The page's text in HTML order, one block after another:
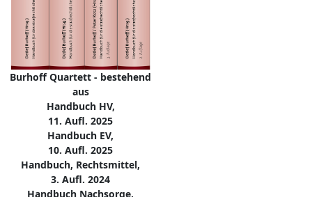
Burhoff Quartett - bestehend
aus
Handbuch HV,
11. Aufl. 2025
Handbuch EV,
10. Aufl. 2025
Handbuch, Rechtsmittel,
3. Aufl. 2024
Handbuch Nachsorge,